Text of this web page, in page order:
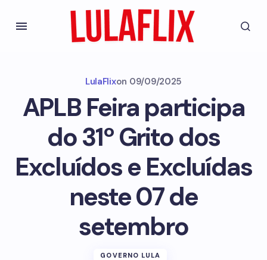
LulaFlixon 09/09/2025
APLB Feira participa
do 31º Grito dos
Excluídos e Excluídas
neste 07 de
setembro
GOVERNO LULA